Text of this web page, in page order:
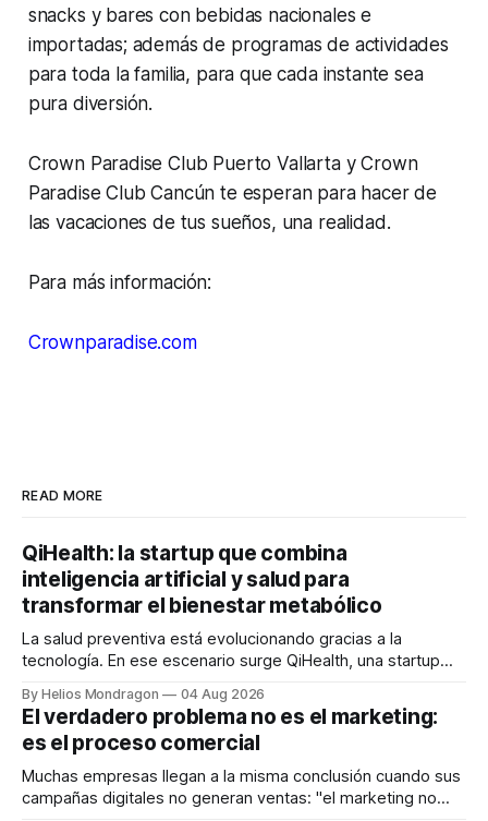
snacks y bares con bebidas nacionales e
importadas; además de programas de actividades
para toda la familia, para que cada instante sea
pura diversión.
Crown Paradise Club Puerto Vallarta y Crown
Paradise Club Cancún te esperan para hacer de
las vacaciones de tus sueños, una realidad.
Para más información:
Crownparadise.com
READ MORE
QiHealth: la startup que combina
inteligencia artificial y salud para
transformar el bienestar metabólico
La salud preventiva está evolucionando gracias a la
tecnología. En ese escenario surge QiHealth, una startup
dispositivos inteligentes, inteligencia artificial y monitoreo
en tiempo real para ayudar a las personas a tomar mejores
decisiones sobre su salud metabólica. Su propuesta busca
responder
By Helios Mondragon 04 Aug 2026
El verdadero problema no es el marketing:
es el proceso comercial
Muchas empresas llegan a la misma conclusión cuando sus
campañas digitales no generan ventas: "el marketing no